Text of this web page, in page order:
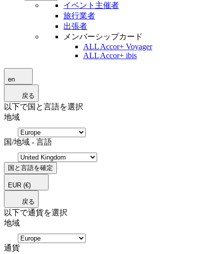
イベント主催者
旅行業者
出張者
メンバーシップカード
ALL Accor+ Voyager
ALL Accor+ ibis
en
戻る
以下で国と言語を選択
地域
国/地域 - 言語
国と言語を確定
EUR (€)
戻る
以下で通貨を選択
地域
通貨